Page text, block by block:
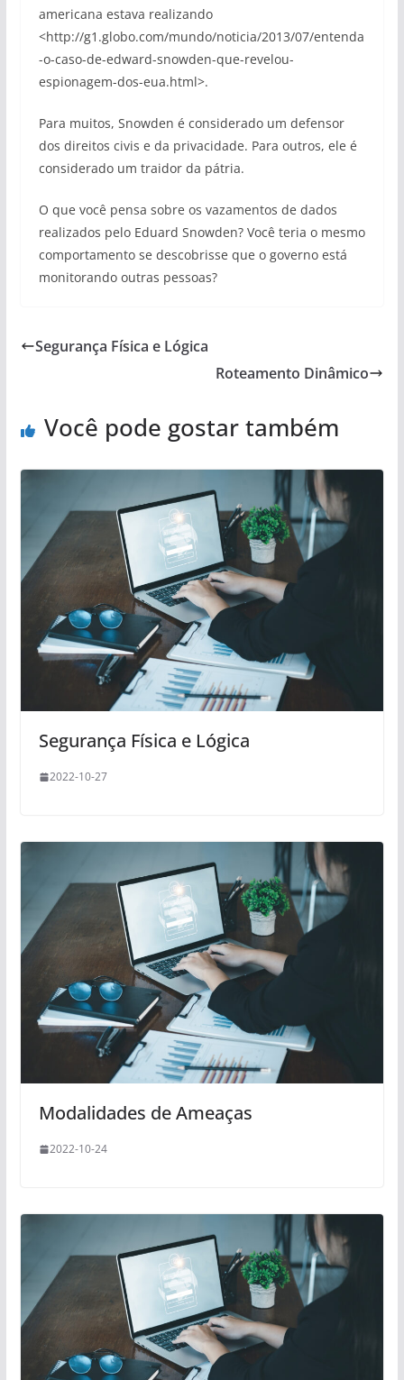
americana estava realizando
<http://g1.globo.com/mundo/noticia/2013/07/entenda
-o-caso-de-edward-snowden-que-revelou-
espionagem-dos-eua.html>.
Para muitos, Snowden é considerado um defensor
dos direitos civis e da privacidade. Para outros, ele é
considerado um traidor da pátria.
O que você pensa sobre os vazamentos de dados
realizados pelo Eduard Snowden? Você teria o mesmo
comportamento se descobrisse que o governo está
monitorando outras pessoas?
Segurança Física e Lógica
Roteamento Dinâmico
Você pode gostar também
Segurança Física e Lógica
2022-10-27
Modalidades de Ameaças
2022-10-24